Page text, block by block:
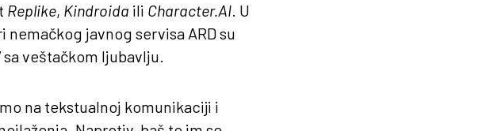
Replike, Kindroida ili Character.AI. U
javnog servisa ARD su
sa veštačkom ljubavlju.
na tekstualnoj komunikaciji i